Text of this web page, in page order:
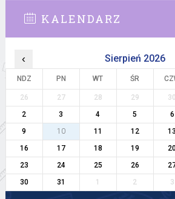
KALENDARZ
‹ Sierpień 2026
NDZ PN WT ŚR
26 27 28 29 30
2
3 4 5 6
9
10 11 12 13
16
17 18 19
23
24 25 26
30
31 1 2 3